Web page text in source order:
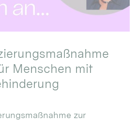
Menschen mit
zur